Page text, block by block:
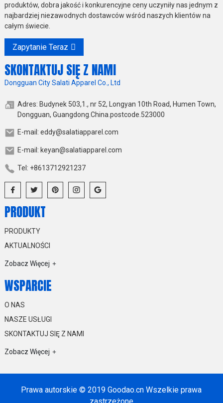
produktów, dobra jakość i konkurencyjne ceny uczyniły nas jednym z
najbardziej niezawodnych dostawców wśród naszych klientów na
całym świecie.
Zapytanie Teraz
SKONTAKTUJ SIĘ Z NAMI
Dongguan City Salati Apparel Co., Ltd
Adres: Budynek 503,1., nr 52, Longyan 10th Road, Humen Town,
Dongguan, Guangdong.China.postcode.523000
E-mail: eddy@salatiapparel.com
E-mail: keyan@salatiapparel.com
Tel: +8613712921237
PRODUKT
PRODUKTY
AKTUALNOŚCI
Zobacz Więcej
WSPARCIE
O NAS
NASZE USŁUGI
SKONTAKTUJ SIĘ Z NAMI
Zobacz Więcej
Prawa autorskie © 2019 Goodao.cn Wszelkie prawa